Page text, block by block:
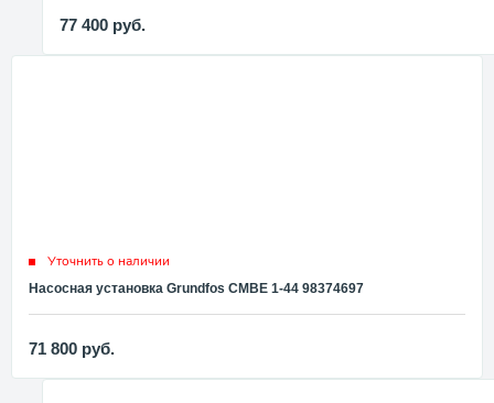
77 400 руб.
Уточнить о наличии
Насосная установка Grundfos CMBE 1-44 98374697
71 800 руб.